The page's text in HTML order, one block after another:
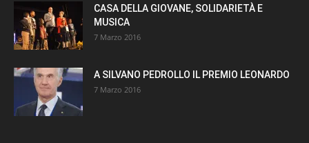
CASA DELLA GIOVANE, SOLIDARIETÀ E
MUSICA
7 Marzo 2016
A SILVANO PEDROLLO IL PREMIO LEONARDO
7 Marzo 2016